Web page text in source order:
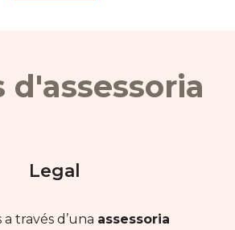
d'assessoria
Legal
través d’una assessoria